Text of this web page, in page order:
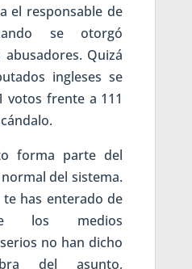
el responsable de
se otorgó
Quizá
ingleses se
votos frente a 111
forma parte del
del sistema.
te has enterado de
los medios
no han dicho
del asunto,